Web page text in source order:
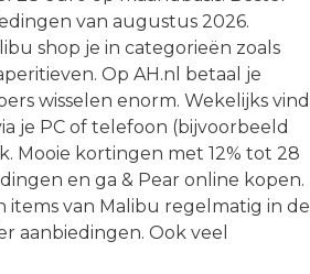
van augustus 2026.
shop je in categorieën zoals
Op AH.nl betaal je
wisselen enorm. Wekelijks vind
je PC of telefoon (bijvoorbeeld
Mooie kortingen met 12% tot 28
en ga & Pear online kopen.
items van Malibu regelmatig in de
aanbiedingen. Ook veel